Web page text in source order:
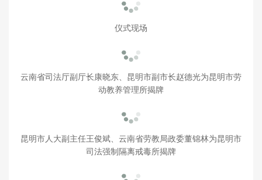
仪式现场
云南省司法厅副厅长康晓东、昆明市副市长赵德光为昆明市劳
动教养管理所揭牌
昆明市人大副主任王俊斌、云南省劳教局政委董锦林为昆明市
司法强制隔离戒毒所揭牌